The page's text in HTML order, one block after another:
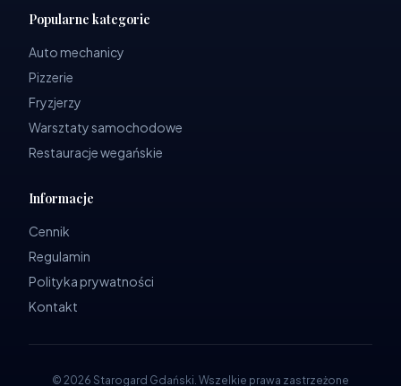
Popularne kategorie
Auto mechanicy
Pizzerie
Fryzjerzy
Warsztaty samochodowe
Restauracje wegańskie
Informacje
Cennik
Regulamin
Polityka prywatności
Kontakt
© 2026 Starogard Gdański. Wszelkie prawa zastrzeżone